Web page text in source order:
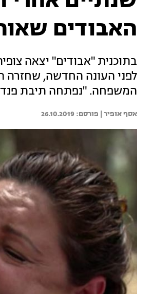
האבודים שאותרו
בתוכנית "אבודים" יצאה
לפני העונה החדשה, שחזרה
המשפחה. "נפתחה תיבת
אסף אופיר | 26.10.2019